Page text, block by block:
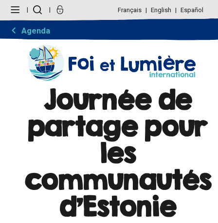
contenu.
navigation
personnels
Français English Español
Agenda
Journée de
partage pour
les
communautés
d'Estonie